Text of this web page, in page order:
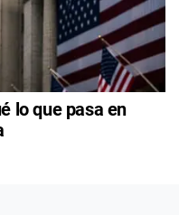
lo que pasa en